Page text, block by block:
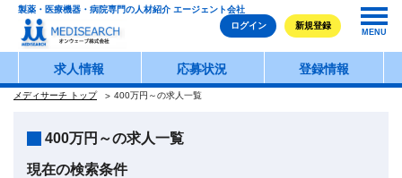
製薬・医療機器・病院専門の人材紹介 エージェント会社
ログイン
新規登録
MENU
求人情報 応募状況 登録情報
メディサーチ トップ 400万円～の求人一覧
400万円～の求人一覧
現在の検索条件